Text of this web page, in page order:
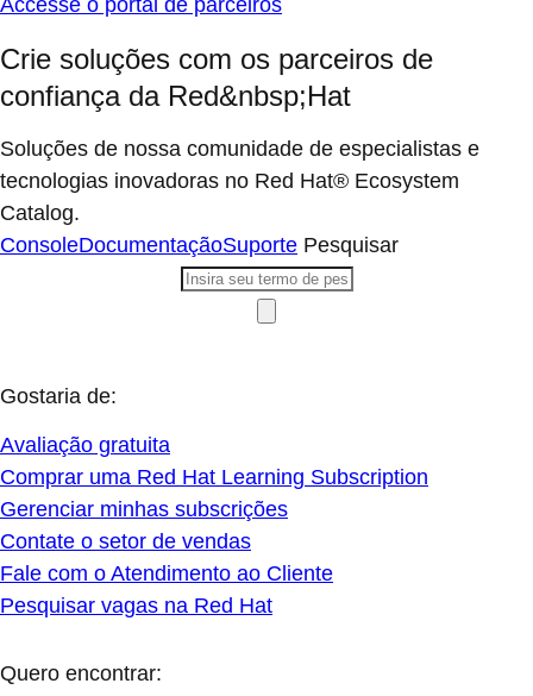
Accesse o portal de parceiros
Crie soluções com os parceiros de
confiança da Red&nbsp;Hat
Soluções de nossa comunidade de especialistas e
tecnologias inovadoras no Red Hat® Ecosystem
Catalog.
ConsoleDocumentaçãoSuporte Pesquisar
Gostaria de:
Avaliação gratuita
Comprar uma Red Hat Learning Subscription
Gerenciar minhas subscrições
Contate o setor de vendas
Fale com o Atendimento ao Cliente
Pesquisar vagas na Red Hat
Quero encontrar: